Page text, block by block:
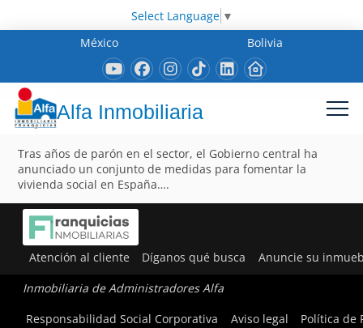
Select Language ▼
México
Bolivia
Alfa Inmobiliaria
Tras años de parón en el sector, el Gobierno central ha
anunciado un conjunto de medidas para fomentar la
vivienda social en España….
Atención al cliente Díganos qué busca Anuncie su
Inmobiliaria de Administradores Alfa
Responsabilidad Social Corporativa
Aviso legal Política de